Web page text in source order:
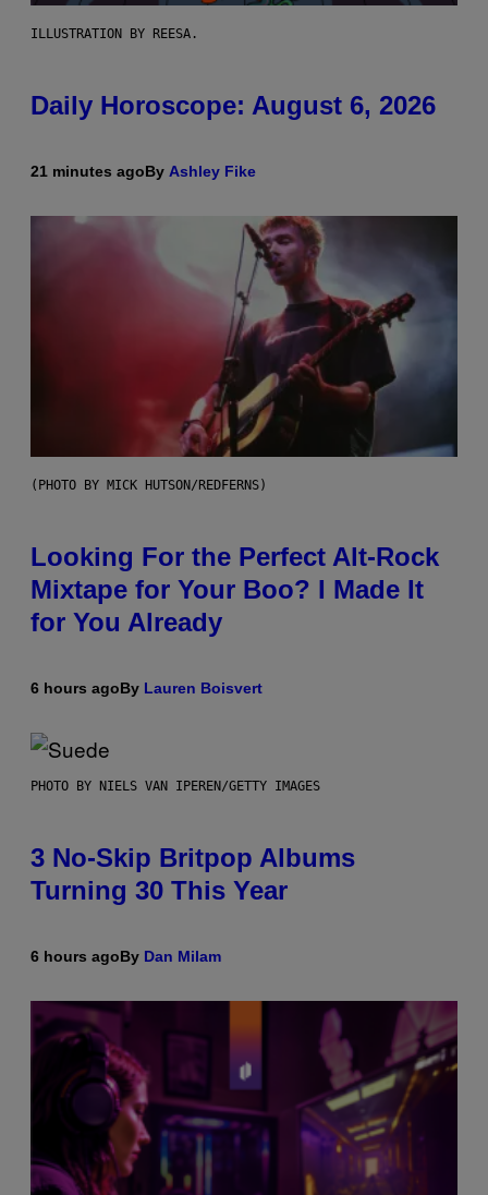
ILLUSTRATION BY REESA.
Daily Horoscope: August 6, 2026
21 minutes agoBy Ashley Fike
(PHOTO BY MICK HUTSON/REDFERNS)
Looking For the Perfect Alt-Rock
Mixtape for Your Boo? I Made It
for You Already
6 hours agoBy Lauren Boisvert
PHOTO BY NIELS VAN IPEREN/GETTY IMAGES
3 No-Skip Britpop Albums
Turning 30 This Year
6 hours agoBy Dan Milam